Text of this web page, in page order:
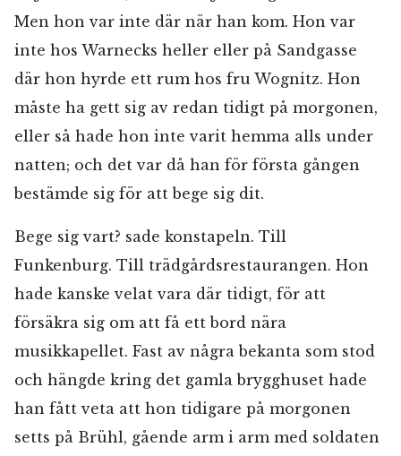
Men hon var inte där när han kom. Hon var
inte hos Warnecks heller eller på Sandgasse
där hon hyrde ett rum hos fru Wognitz. Hon
måste ha gett sig av redan tidigt på morgonen,
eller så hade hon inte varit hemma alls under
natten; och det var då han för första gången
bestämde sig för att bege sig dit.
Bege sig vart? sade konstapeln. Till
Funkenburg. Till trädgårdsrestaurangen. Hon
hade kanske velat vara där tidigt, för att
försäkra sig om att få ett bord nära
musikkapellet. Fast av några bekanta som stod
och hängde kring det gamla brygghuset hade
han fått veta att hon tidigare på morgonen
setts på Brühl, gående arm i arm med soldaten